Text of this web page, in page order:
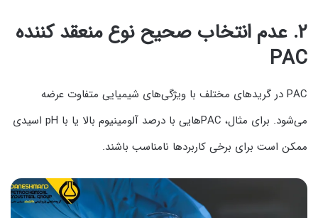
۲. عدم انتخاب صحیح نوع منعقد کننده
PAC
PAC در گریدهای مختلف با ویژگی‌های شیمیایی متفاوت عرضه
می‌شود. برای مثال، PACهایی با درصد آلومینیوم بالا یا با pH اسیدی
ممکن است برای برخی کاربردها نامناسب باشند.